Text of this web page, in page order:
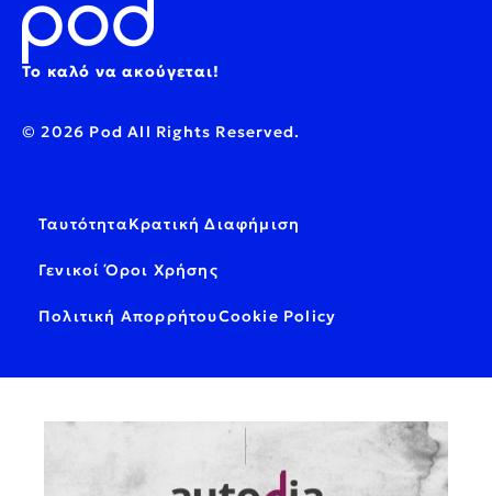
Το καλό να ακούγεται!
© 2026 Pod All Rights Reserved.
ΤαυτότηταΚρατική Διαφήμιση
Γενικοί Όροι Χρήσης
Πολιτική ΑπορρήτουCookie Policy